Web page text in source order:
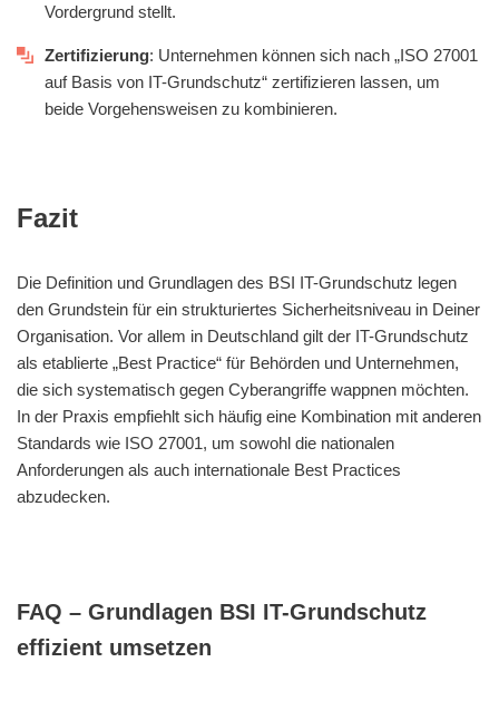
Vordergrund stellt.
Zertifizierung: Unternehmen können sich nach „ISO 27001
auf Basis von IT-Grundschutz“ zertifizieren lassen, um
beide Vorgehensweisen zu kombinieren.
Fazit
Die Definition und Grundlagen des BSI IT-Grundschutz legen
den Grundstein für ein strukturiertes Sicherheitsniveau in Deiner
Organisation. Vor allem in Deutschland gilt der IT-Grundschutz
als etablierte „Best Practice“ für Behörden und Unternehmen,
die sich systematisch gegen Cyberangriffe wappnen möchten.
In der Praxis empfiehlt sich häufig eine Kombination mit anderen
Standards wie ISO 27001, um sowohl die nationalen
Anforderungen als auch internationale Best Practices
abzudecken.
FAQ – Grundlagen BSI IT-Grundschutz
effizient umsetzen